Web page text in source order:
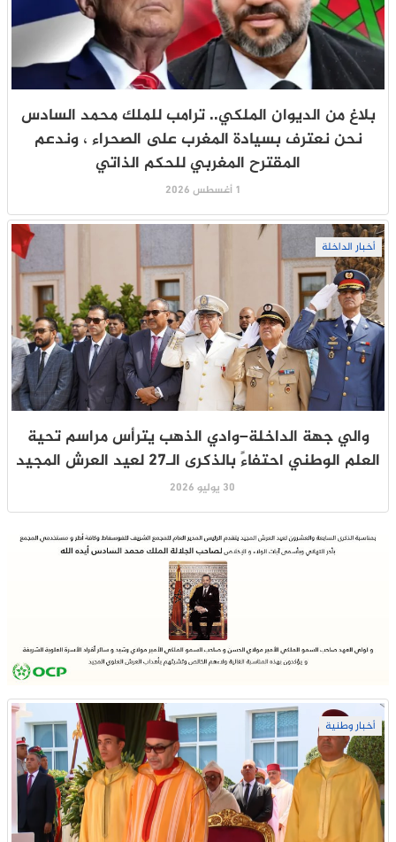
بلاغ من الديوان الملكي.. ترامب للملك محمد السادس
نحن نعترف بسيادة المغرب على الصحراء ، وندعم
المقترح المغربي للحكم الذاتي
1 أغسطس 2026
أخبار الداخلة
والي جهة الداخلة–وادي الذهب يترأس مراسم تحية
العلم الوطني احتفاءً بالذكرى الـ27 لعيد العرش المجيد
30 يوليو 2026
أخبار وطنية